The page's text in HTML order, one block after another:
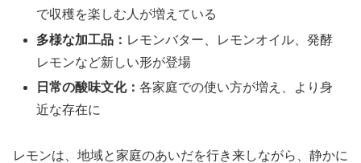
で収穫を楽しむ人が増えている
多様な加工品： レモンバター、レモンオイル、発酵
レモンなど新しい形が登場
日常の酸味文化：各家庭での使い方が増え、より身
近な存在に
レモンは、地域と家庭のあいだを行き来しながら、静かに